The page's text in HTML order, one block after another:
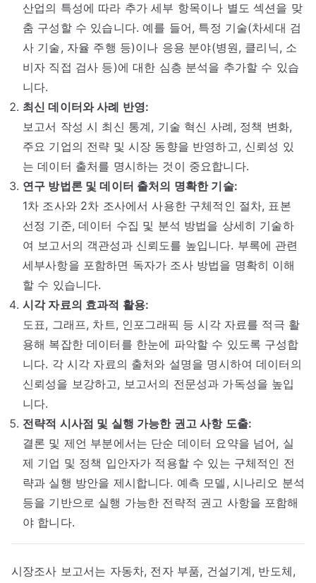
산업의 특성에 따라 추가 세부 항목이나 별도 섹션을 맞
춤 구성할 수 있습니다. 예를 들어, 특정 기술(차세대 검
사 기술, 자율 주행 등)이나 응용 분야(병원, 클리닉, 소
비자 직접 검사 등)에 대한 심층 분석을 추가할 수 있습
니다.
최신 데이터와 사례 반영:
보고서 작성 시 최신 통계, 기술 혁신 사례, 정책 변화,
주요 기업의 전략 및 시장 동향을 반영하고, 신뢰성 있
는 데이터 출처를 명시하는 것이 중요합니다.
연구 방법론 및 데이터 출처의 명확한 기술:
1차 조사와 2차 조사에서 사용한 구체적인 절차, 표본
선정 기준, 데이터 수집 및 분석 방법을 상세히 기술하
여 보고서의 객관성과 신뢰도를 높입니다. 부록에 관련
세부사항을 포함하면 독자가 조사 방법을 명확히 이해
할 수 있습니다.
시각 자료의 효과적 활용:
도표, 그래프, 차트, 인포그래픽 등 시각 자료를 적극 활
용해 복잡한 데이터를 한눈에 파악할 수 있도록 구성합
니다. 각 시각 자료의 출처와 설명을 명시하여 데이터의
신뢰성을 보강하고, 보고서의 전문성과 가독성을 높입
니다.
전략적 시사점 및 실행 가능한 권고 사항 도출:
결론 및 제언 부분에서는 단순 데이터 요약을 넘어, 실
제 기업 및 정책 입안자가 적용할 수 있는 구체적인 전
략과 실행 방안을 제시합니다. 예측 모델, 시나리오 분석
등을 기반으로 실행 가능한 전략적 권고 사항을 포함해
야 합니다.
시장조사 보고서는 자동차, 전자 부품, 건설기계, 반도체,